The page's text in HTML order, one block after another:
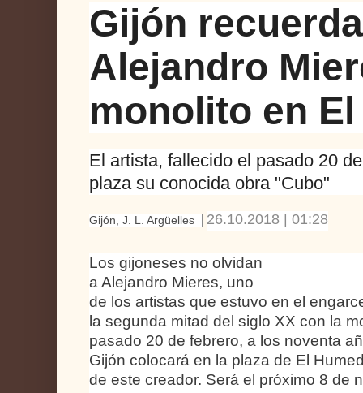
Gijón
Alejandro
monolito en
El artista, fallecido el pasado 20
plaza su conocida obra "Cubo"
Gijón, J. L. Argüelles 26.10.2018 | 01:28
Los gijoneses no olvidan
a Alejandro Mieres, uno
de los artistas que estuvo en el
la segunda mitad del siglo XX con la
pasado 20 de febrero, a los noventa
Gijón colocará en la plaza de El
de este creador. Será el próximo 8 de